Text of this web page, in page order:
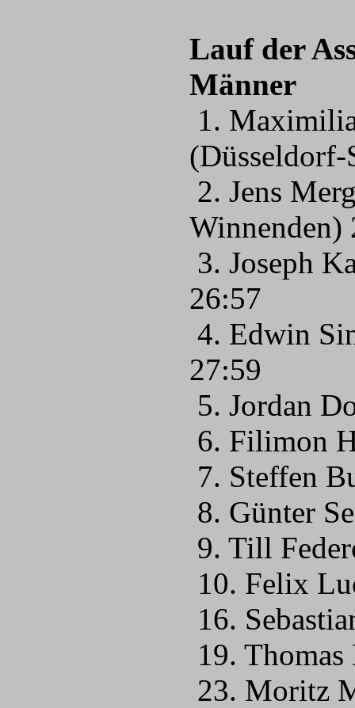
Lauf der
Männer
1.
2. Jens
3. Joseph
26:57
4. Edwin
27:59
5. Jordan
6. Filimon
7. Steffen
8. Günter
9. Till
10. Felix
16.
19.
23. Moritz